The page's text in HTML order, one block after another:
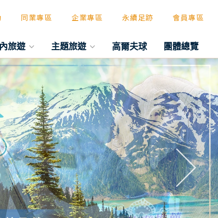
同業專區 企業專區 永續足跡 會員專區
旅遊 主題旅遊 高爾夫球 團體總覽
往後